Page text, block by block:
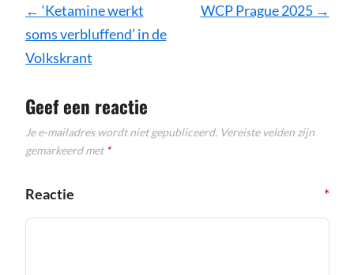
Bericht
navigatie
← ‘Ketamine werkt
soms verbluffend’ in de
Volkskrant
WCP Prague 2025 →
Geef een reactie
Je e-mailadres wordt niet gepubliceerd. Vereiste velden zijn
gemarkeerd met*
Reactie *